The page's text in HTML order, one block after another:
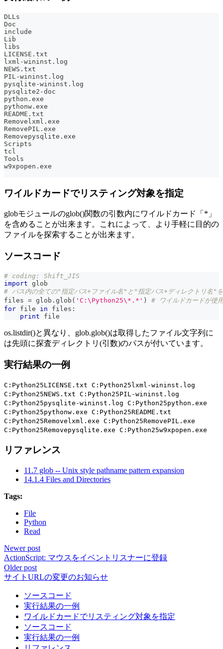
DLLs
Doc
include
Lib
libs
LICENSE.txt
lxml-wininst.log
NEWS.txt
PIL-wininst.log
pysqlite-wininst.log
pysqlite2-doc
python.exe
pythonw.exe
README.txt
Removelxml.exe
RemovePIL.exe
Removepysqlite.exe
Scripts
tcl
Tools
w9xpopen.exe
ワイルドカードでリスティング対象を指定
globモジュールのglob()関数の引数内にワイルドカード「*」
を含めることが出来ます。これによって、より手軽に目的の
ファイルを探索することが出来ます。
ソースコード
# coding: Shift_JIS
import glob
# パス内の全ての"指定パス+ファイル名"と"指定パス+ディレクトリ名"
files = glob . glob ( 'C:\Python25\*.*' )
# ワイルドカードが使
for file in files :
print
file
os.listdir()と異なり、glob.glob()は取得したファイル文字列に
は先頭に探査ディレクトリ(引数)のパスが付いています。
実行結果の一例
C:Python25LICENSE.txt C:Python25lxml-wininst.log
C:Python25NEWS.txt C:Python25PIL-wininst.log
C:Python25pysqlite-wininst.log C:Python25python.exe
C:Python25pythonw.exe C:Python25README.txt
C:Python25Removelxml.exe C:Python25RemovePIL.exe
C:Python25Removepysqlite.exe C:Python25w9xpopen.exe
リファレンス
11.7 glob -- Unix style pathname pattern expansion
14.1.4 Files and Directories
Tags:
File
Python
Read
Newer post
ActionScript: マウスをイベントリスナーに登録
Older post
サイトURLの変更のお知らせ
ソースコード
実行結果の一例
ワイルドカードでリスティング対象を指定
ソースコード
実行結果の一例